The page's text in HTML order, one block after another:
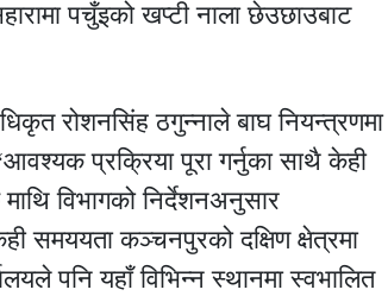
पचुँइको खप्टी नाला छेउछाउबाट
रोशनसिंह ठगुन्नाले बाघ नियन्त्रणमा
प्रक्रिया पूरा गर्नुका साथै केही
विभागको निर्देशनअनुसार
समययता कञ्चनपुरको दक्षिण क्षेत्रमा
पनि यहाँ विभिन्न स्थानमा स्वभालित